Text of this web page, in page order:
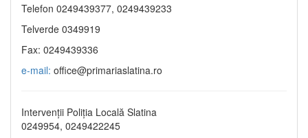
Telefon 0249439377, 0249439233
Telverde 0349919
Fax: 0249439336
e-mail: office@primariaslatina.ro
Intervenții Poliția Locală Slatina
0249954, 0249422245